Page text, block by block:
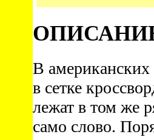
В американских
в сетке
лежат в том же
само слово.